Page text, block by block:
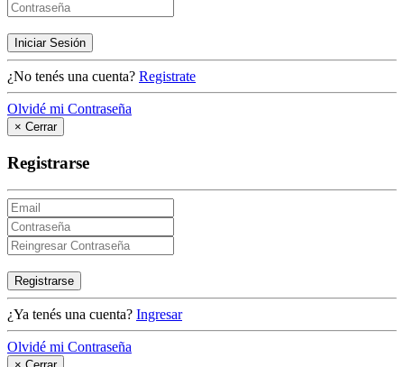
Iniciar Sesión
¿No tenés una cuenta? Registrate
Olvidé mi Contraseña
× Cerrar
Registrarse
Registrarse
¿Ya tenés una cuenta? Ingresar
Olvidé mi Contraseña